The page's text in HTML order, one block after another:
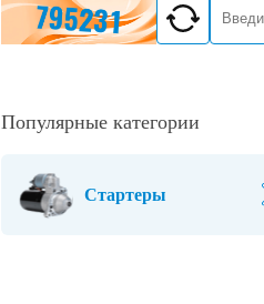
Популярные категории
Стартеры